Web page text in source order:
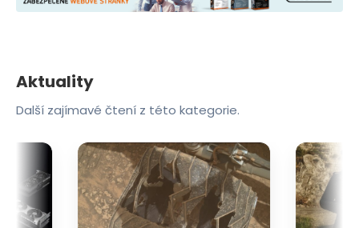
Aktuality
Další zajímavé čtení z této kategorie.